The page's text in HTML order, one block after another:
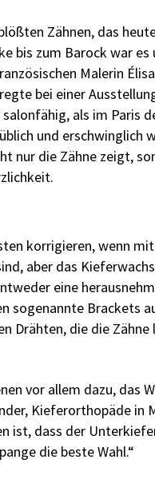
Zähnen, das
bis zum Barock war
Malerin
bei einer
als im Paris
und erschwinglich
nur die Zähne zeigt,
korrigieren, wenn
aber das
eine
sogenannte ­Brackets
Drähten, die die
vor allem dazu, das
Kieferorthopäde in
ist, dass der
die beste Wahl.“